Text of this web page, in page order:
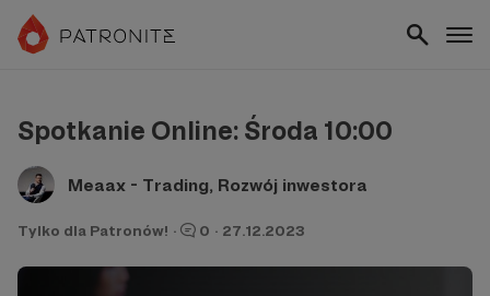
Spotkanie Online: Środa 10:00
Meaax - Trading, Rozwój inwestora
Tylko dla Patronów! · 0 · 27.12.2023